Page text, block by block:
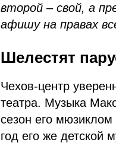
второй – свой, а
афишу на правах
Шелестят
Чехов-центр
театра. Музыка
сезон его
год его же детской